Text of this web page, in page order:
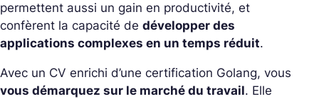
permettent aussi un gain en productivité, et
confèrent la capacité de développer des
applications complexes en un temps réduit.
Avec un CV enrichi d’une certification Golang, vous
vous démarquez sur le marché du travail. Elle